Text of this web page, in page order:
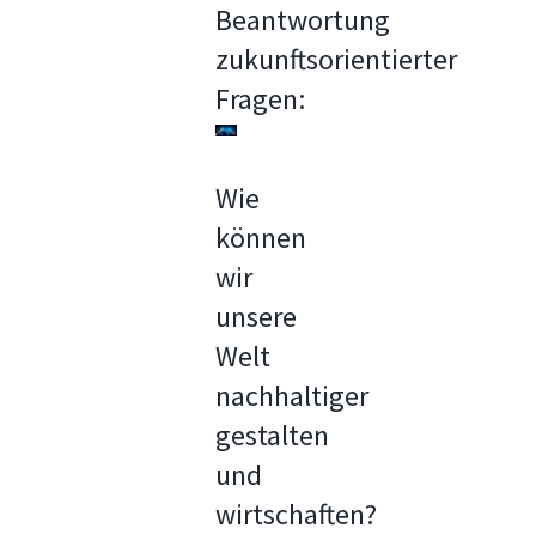
Beantwortung
zukunftsorientierter
Fragen:
Wie
können
wir
unsere
Welt
nachhaltiger
gestalten
und
wirtschaften?